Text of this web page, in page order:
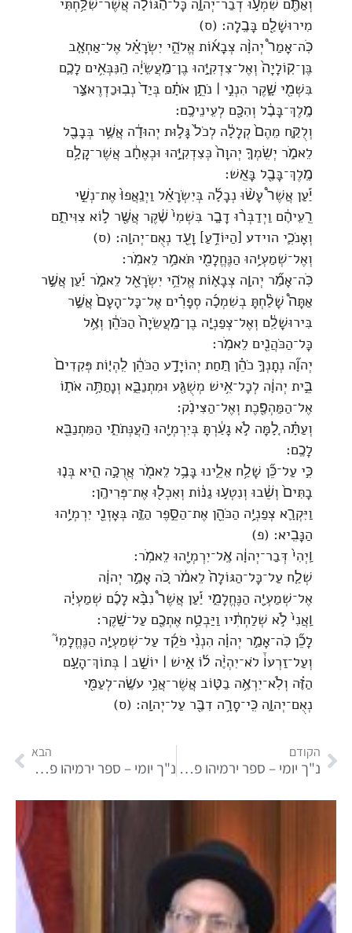
וְאַתֶּ֖ם שִׁמְע֣וּ דְבַר־יְהוָ֑ה כָּל־הַ֨גּוֹלָ֔ה אֲשֶׁר־שִׁלַּ֥חְתִּי
מִירוּשָׁלִַ֖ם בָּבֶֽלָה׃ (ס)
כֹּֽה־אָמַר֩ יְהוָ֨ה צְבָא֜וֹת אֱלֹהֵ֣י יִשְׂרָאֵ֗ל אֶל־אַחְאָ֤ב
בֶּן־קֽוֹלָיָה֙ וְאֶל־צִדְקִיָּ֣הוּ בֶן־מַֽעֲשֵׂיָ֔ה הַֽנִּבְּאִ֥ים לָכֶ֛ם
בִּשְׁמִ֖י שָׁ֑קֶר הִנְנִ֣י ׀ נֹתֵ֣ן אֹתָ֗ם בְּיַד֙ נְבֽוּכַדְרֶאצַּ֣ר
מֶֽלֶךְ־בָּבֶ֔ל וְהִכָּ֖ם לְעֵינֵיכֶֽם׃
וְלֻקַּ֤ח מֵהֶם֙ קְלָלָ֔ה לְכֹל֙ גָּל֣וּת יְהוּדָ֔ה אֲשֶׁ֥ר בְּבָבֶ֖ל
לֵאמֹ֑ר יְשִֽׂמְךָ֤ יְהוָה֙ כְּצִדְקִיָּ֣הוּ וּכְאֶחָ֔ב אֲשֶׁר־קָלָ֥ם
מֶֽלֶךְ־בָּבֶ֖ל בָּאֵֽשׁ׃
יַ֡עַן אֲשֶׁר֩ עָשׂ֨וּ נְבָלָ֜ה בְּיִשְׂרָאֵ֗ל וַיְנַֽאֲפוּ֙ אֶת־נְשֵׁ֣י
רֵֽעֵיהֶ֔ם וַיְדַבְּר֨וּ דָבָ֤ר בִּשְׁמִי֙ שֶׁ֔קֶר אֲשֶׁ֖ר ל֣וֹא צִוִּיתִ֑ם
וְאָנֹכִ֛י הוידע [הַיּוֹדֵ֥עַ] וָעֵ֖ד נְאֻם־יְהוָֽה׃ (ס)
וְאֶל־שְׁמַעְיָ֥הוּ הַנֶּחֱלָמִ֖י תֹּאמַ֥ר לֵאמֹֽר׃
כֹּֽה־אָמַ֞ר יְהוָ֧ה צְבָא֛וֹת אֱלֹהֵ֥י יִשְׂרָאֵ֖ל לֵאמֹ֑ר יַ֡עַן אֲשֶׁ֣ר
אַתָּה֩ שָׁלַ֨חְתָּ בְשִׁמְכָ֜ה סְפָרִ֗ים אֶל־כָּל־הָעָם֙ אֲשֶׁ֣ר
בִּירוּשָׁלִַ֔ם וְאֶל־צְפַנְיָ֤ה בֶן־מַֽעֲשֵׂיָה֙ הַכֹּהֵ֔ן וְאֶ֥ל
כָּל־הַכֹּהֲנִ֖ים לֵאמֹֽר׃
יְהוָ֞ה נְתָנְךָ֣ כֹהֵ֗ן תַּ֚חַת יְהוֹיָדָ֣ע הַכֹּהֵ֔ן לִֽהְי֤וֹת פְּקִדִים֙
בֵּ֣ית יְהוָ֔ה לְכָל־אִ֥ישׁ מְשֻׁגָּ֖ע וּמִתְנַבֵּ֑א וְנָתַתָּ֥ה אֹת֛וֹ
אֶל־הַמַּהְפֶּ֖כֶת וְאֶל־הַצִּינֹֽק׃
וְעַתָּ֗ה לָ֚מָּה לֹ֣א גָעַ֔רְתָּ בְּיִרְמְיָ֖הוּ הָֽעֲנְּתֹתִ֑י הַמִּתְנַבֵּ֖א
לָכֶֽם׃
כִּ֣י עַל־כֵּ֞ן שָׁלַ֥ח אֵלֵ֛ינוּ בָּבֶ֥ל לֵאמֹ֖ר אֲרֻכָּ֣ה הִ֑יא בְּנ֤וּ
בָתִּים֙ וְשֵׁ֔בוּ וְנִטְע֣וּ גַנּ֔וֹת וְאִכְל֖וּ אֶת־פְּרִיהֶֽן׃
וַיִּקְרָ֛א צְפַנְיָ֥ה הַכֹּהֵ֖ן אֶת־הַסֵּ֣פֶר הַזֶּ֑ה בְּאָזְנֵ֖י יִרְמְיָ֥הוּ
הַנָּבִֽיא׃ (פ)
וַֽיְהִי֙ דְּבַר־יְהוָ֔ה אֶֽל־יִרְמְיָ֖הוּ לֵאמֹֽר׃
שְׁלַ֤ח עַל־כָּל־הַגּוֹלָה֙ לֵאמֹ֔ר כֹּ֚ה אָמַ֣ר יְהוָ֔ה
אֶל־שְׁמַעְיָ֖ה הַנֶּחֱלָמִ֑י יַ֡עַן אֲשֶׁר֩ נִבָּ֨א לָכֶ֜ם שְׁמַעְיָ֗ה
וַֽאֲנִי֙ לֹ֣א שְׁלַחְתִּ֔יו וַיַּבְטַ֥ח אֶתְכֶ֖ם עַל־שָֽׁקֶר׃
לָכֵ֞ן כֹּֽה־אָמַ֣ר יְהוָ֗ה הִנְנִ֨י פֹקֵ֜ד עַל־שְׁמַעְיָ֣ה הַנֶּחֱלָמִי֮
וְעַל־זַרְעוֹ֒ לֹא־יִהְיֶ֨ה ל֜וֹ אִ֣ישׁ ׀ יוֹשֵׁ֣ב ׀ בְּתוֹךְ־הָעָ֣ם
הַזֶּ֗ה וְלֹֽא־יִרְאֶ֥ה בַטּ֛וֹב אֲשֶׁר־אֲנִ֥י עֹשֶֽׂה־לְעַמִּ֖י
נְאֻם־יְהוָ֑ה כִּֽי־סָרָ֥ה דִבֶּ֖ר עַל־יְהוָֽה׃ (ס)
הקודם
נ"ך יומי – ספר ירמיהו פרק כח
הבא
נ"ך יומי – ספר ירמיהו פרק ל